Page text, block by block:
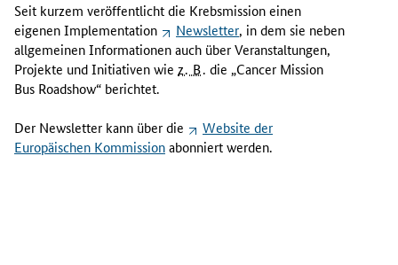
Seit kurzem veröffentlicht die Krebsmission einen
eigenenImplementation Newsletter, in dem sie neben
allgemeinen Informationen auch über Veranstaltungen,
Projekte und Initiativen wie z. B. die „Cancer Mission
Bus Roadshow“ berichtet.
Der Newsletter kann über die Website der
Europäischen Kommissionabonniert werden.